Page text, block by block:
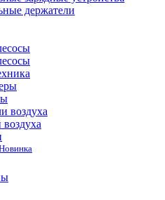
держатели
воздуха